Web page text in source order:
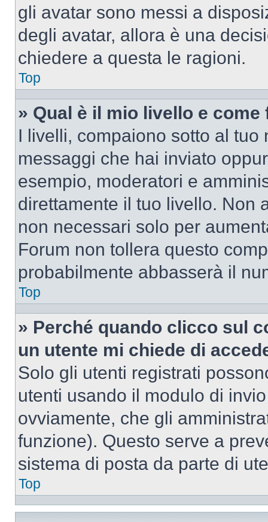
gli avatar sono messi a
degli avatar, allora è una
chiedere a questa le ragioni.
Top
» Qual è il mio livello e
I livelli, compaiono sotto al
messaggi che hai inviato
esempio, moderatori e
direttamente il tuo livello. Non
non necessari solo per
Forum non tollera questo
probabilmente abbasserà il
Top
» Perché quando clicco sul
un utente mi chiede di
Solo gli utenti registrati
utenti usando il modulo di
ovviamente, che gli
funzione). Questo serve a
sistema di posta da parte di
Top